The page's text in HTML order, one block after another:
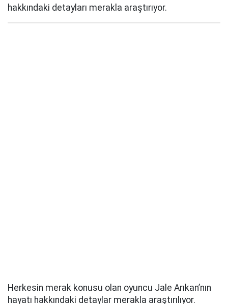
hakkındaki detayları merakla araştırıyor.
Herkesin merak konusu olan oyuncu Jale Arıkan’nın
hayatı hakkındaki detaylar merakla araştırılıyor.